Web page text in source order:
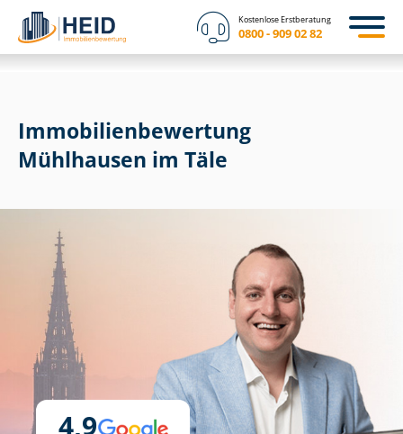
Kostenlose Erstberatung
0800 - 909 02 82
4,9
Immobilien­bewertung
Mühlhausen im Täle